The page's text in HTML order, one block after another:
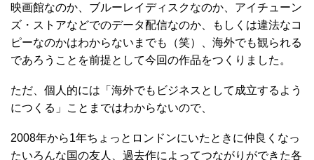
映画館なのか、ブルーレイディスクなのか、アイチューン
ズ・ストアなどでのデータ配信なのか、もしくは違法なコ
ピーなのかはわからないまでも（笑）、海外でも観られる
であろうことを前提として今回の作品をつくりました。
ただ、個人的には「海外でもビジネスとして成立するよう
につくる」ことまではわからないので、
2008年から1年ちょっとロンドンにいたときに仲良くなっ
たいろんな国の友人、過去作によってつながりができた各